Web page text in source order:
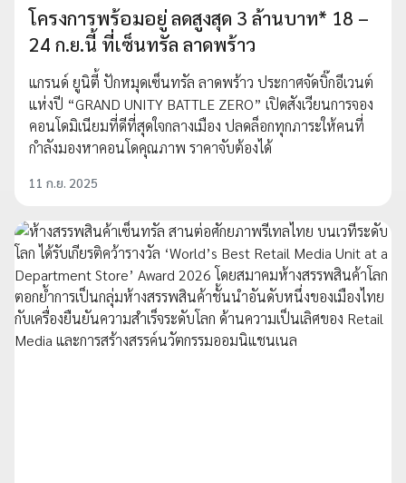
โครงการพร้อมอยู่ ลดสูงสุด 3 ล้านบาท* 18 –
24 ก.ย.นี้ ที่เซ็นทรัล ลาดพร้าว
แกรนด์ ยูนิตี้ ปักหมุดเซ็นทรัล ลาดพร้าว ประกาศจัดบิ๊กอีเวนต์
แห่งปี “GRAND UNITY BATTLE ZERO” เปิดสังเวียนการจอง
คอนโดมิเนียมที่ดีที่สุดใจกลางเมือง ปลดล็อกทุกภาระให้คนที่
กำลังมองหาคอนโดคุณภาพ ราคาจับต้องได้
11 ก.ย. 2025